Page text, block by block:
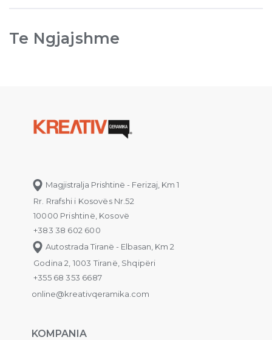
Te Ngjajshme
Magjistralja Prishtinë - Ferizaj, Km 1
Rr. Rrafshi i Kosovës Nr.52
10000 Prishtinë, Kosovë
+383 38 602 600
Autostrada Tiranë - Elbasan, Km 2
Godina 2, 1003 Tiranë, Shqipëri
+355 68 353 6687
online@kreativqeramika.com
KOMPANIA